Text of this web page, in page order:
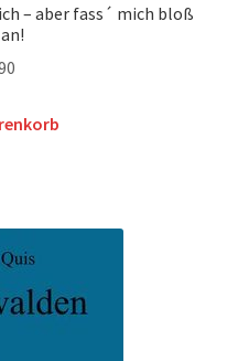
– aber fass´ mich bloß